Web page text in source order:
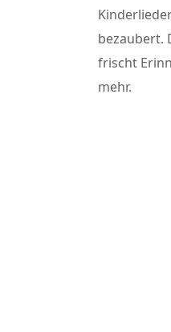
bezaubert.
frischt
mehr.